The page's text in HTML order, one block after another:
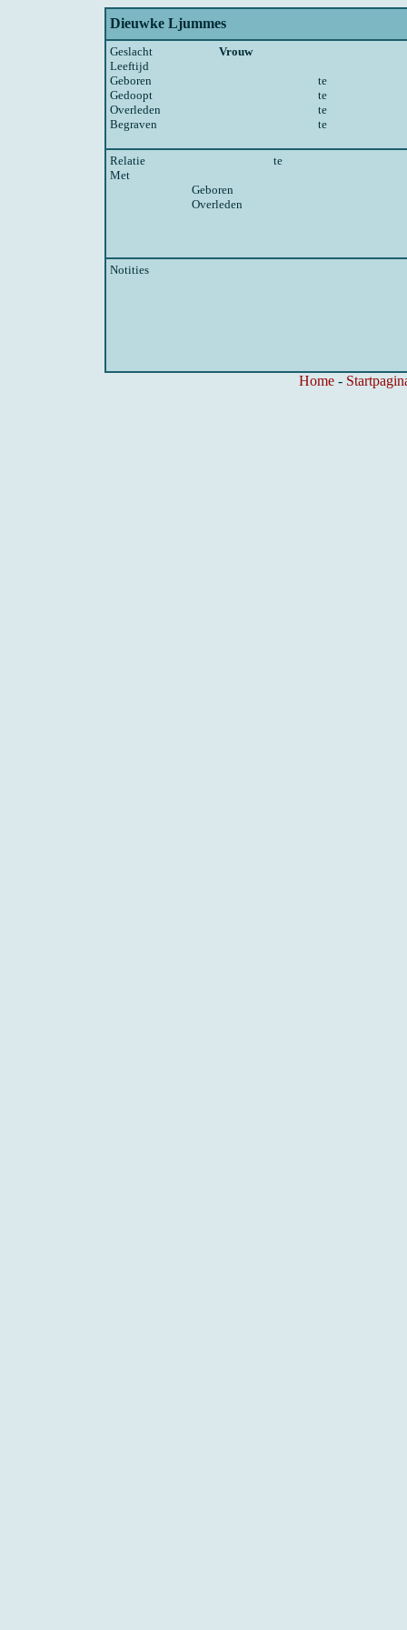
Dieuwke Ljummes
Geslacht
Vrouw
Leeftijd
Geboren
te
Gedoopt
te
Overleden
te
Begraven
te
Relatie
te
Met
Geboren
Overleden
Notities
Home-